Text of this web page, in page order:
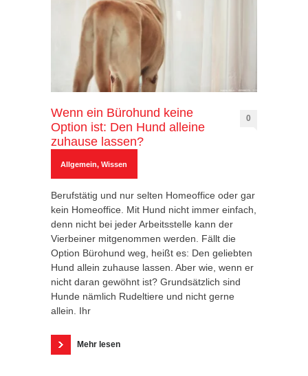
Wenn ein Bürohund keine
Option ist: Den Hund alleine
zuhause lassen?
0
Allgemein, Wissen
Berufstätig und nur selten Homeoffice oder gar
kein Homeoffice. Mit Hund nicht immer einfach,
denn nicht bei jeder Arbeitsstelle kann der
Vierbeiner mitgenommen werden. Fällt die
Option Bürohund weg, heißt es: Den geliebten
Hund allein zuhause lassen. Aber wie, wenn er
nicht daran gewöhnt ist? Grundsätzlich sind
Hunde nämlich Rudeltiere und nicht gerne
allein. Ihr
Mehr lesen